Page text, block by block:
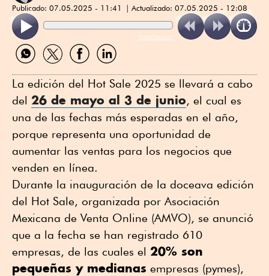
Publicado: 07.05.2025 - 11:41 Actualizado: 07.05.2025 - 12:08
ReadSpeaker
Compartir
por
Compartir
por
Compartir
por
Compartir
por
La edición del Hot Sale 2025 se llevará a cabo
del 26 de mayo al 3 de junio, el cual es
una de las fechas más esperadas en el año,
porque representa una oportunidad de
aumentar las ventas para los negocios que
venden en línea.
Durante la inauguración de la doceava edición
del Hot Sale, organizada por Asociación
Mexicana de Venta Online (AMVO), se anunció
que a la fecha se han registrado 610
empresas, de las cuales el 20% son
pequeñas y medianas empresas (pymes),